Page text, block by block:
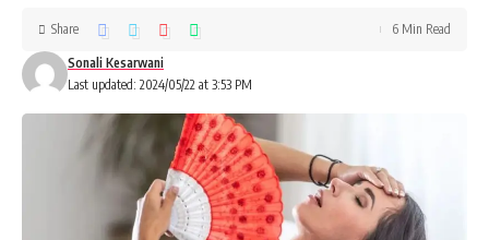
Last updated: 2024/05/22 at 3:53 PM
Sonali Kesarwani
Share 6 Min Read